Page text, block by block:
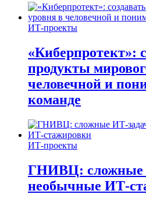
ИТ-проекты
«Киберпротект»:
продукты
человечной и
команде
ИТ-проекты
ГНИВЦ: сложные
необычные